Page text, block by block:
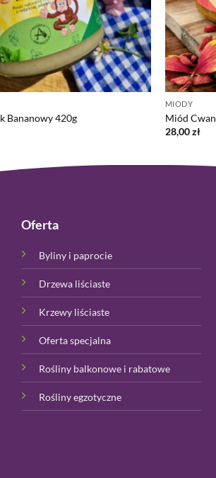
Bananowy 420g
MIODY
Miód
28,00zł
Oferta
Byliny i paprocie
Drzewa liściaste
Krzewy liściaste
Oferta specjalna
Rośliny balkonowe i rabatowe
Rośliny egzotyczne